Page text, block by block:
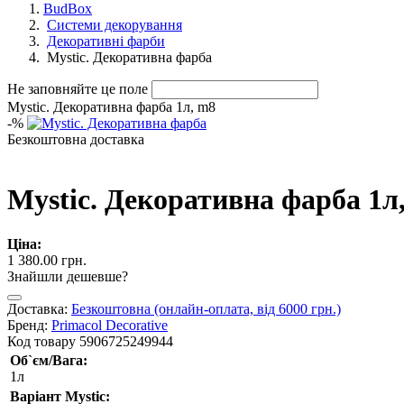
BudBox
Системи декорування
Декоративні фарби
Mystic. Декоративна фарба
Не заповняйте це поле
Mystic. Декоративна фарба 1л, m8
-%
Безкоштовна доставка
Mystic. Декоративна фарба
Ціна:
1 380.00 грн.
Знайшли дешевше?
Доставка: Безкоштовна (онлайн-оплата, від 6000 грн.)
Бренд: Primacol Decorative
Код товару 5906725249944
Об`єм/Вага:
1л
Варіант Mystic: